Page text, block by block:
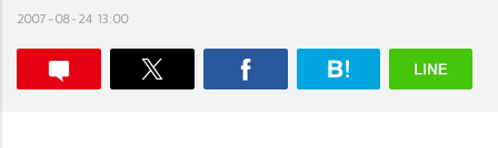
2007-08-24 13:00